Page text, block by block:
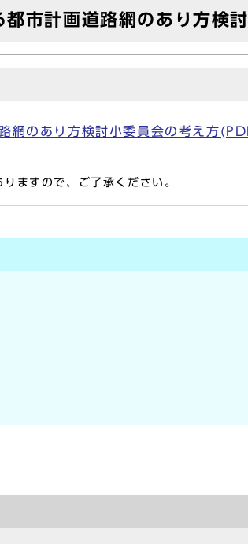
市計画道路網のあり方検
網のあり方検討小委員会の考え方
ますので、ご了承ください。